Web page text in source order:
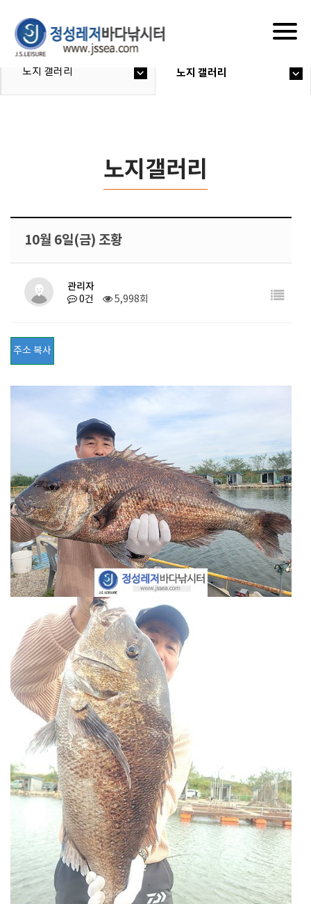
노지 갤러리 노지 갤러리
노지갤러리
10월 6일(금) 조황
관리자
0건 5,998회
주소 복사